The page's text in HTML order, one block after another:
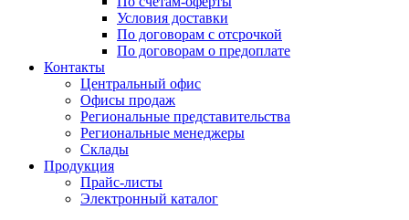
Условия доставки
По договорам с отсрочкой
По договорам о предоплате
Контакты
Центральный офис
Офисы продаж
Региональные представительства
Региональные менеджеры
Склады
Продукция
Прайс-листы
Электронный каталог